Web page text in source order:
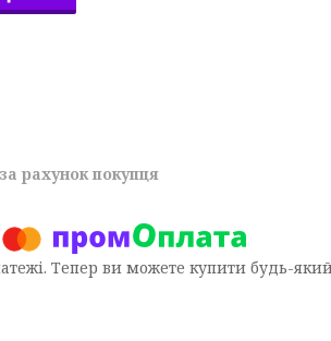
за рахунок покупця
Тепер ви можете купити будь-